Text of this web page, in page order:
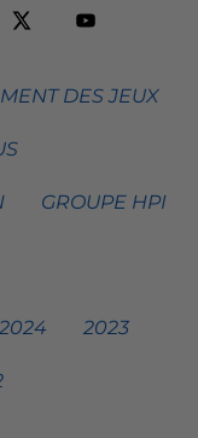
DES JEUX
GROUPE HPI
2024 2023